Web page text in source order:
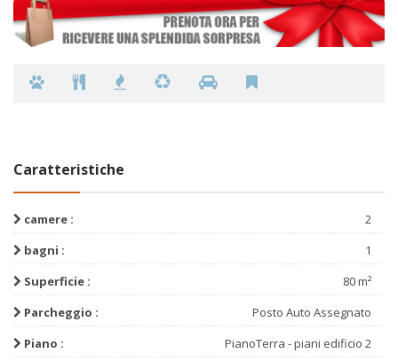
Caratteristiche
camere :
2
bagni :
1
Superficie :
80 m²
Parcheggio :
Posto Auto Assegnato
Piano :
PianoTerra - piani edificio 2